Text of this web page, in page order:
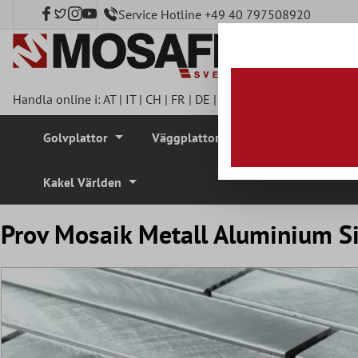
Service Hotline +49 40 797508920
Handla online i:AT| IT| CH | FR | DE |
Golvplattor Väggplattor
Kakel Världen
Prov Mosaik Metall Aluminium